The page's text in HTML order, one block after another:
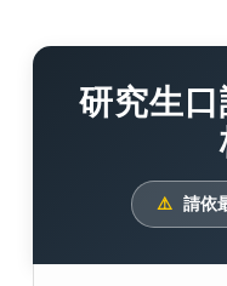
研究生
⚠️ 請依